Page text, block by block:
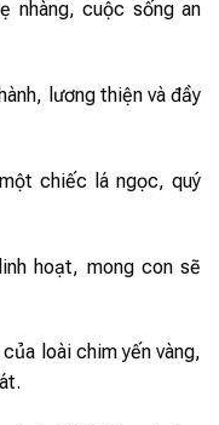
nhàng, cuộc sống an
lương thiện và đầy
chiếc lá ngọc, quý
hoạt, mong con sẽ
loài chim yến vàng,